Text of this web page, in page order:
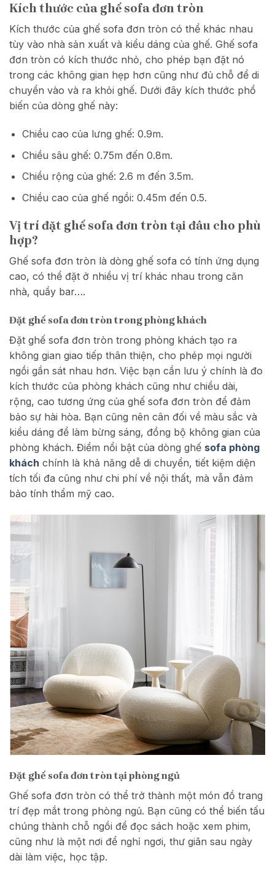
Kích thước của ghế sofa đơn tròn
Kích thước của ghế sofa đơn tròn có thể khác nhau
tùy vào nhà sản xuất và kiểu dáng của ghế. Ghế sofa
đơn tròn có kích thước nhỏ, cho phép bạn đặt nó
trong các không gian hẹp hơn cũng như đủ chỗ để di
chuyển vào và ra khỏi ghế. Dưới đây kích thước phổ
biến của dòng ghế này:
Chiều cao của lưng ghế: 0.9m.
Chiều sâu ghế: 0.75m đến 0.8m.
Chiều rộng của ghế: 2.6 m đến 3.5m.
Chiều cao của ghế ngồi: 0.45m đến 0.5.
Vị trí đặt ghế sofa đơn tròn tại đâu cho phù
hợp?
Ghế sofa đơn tròn là dòng ghế sofa có tính ứng dụng
cao, có thể đặt ở nhiều vị trí khác nhau trong căn
nhà, quầy bar….
Đặt ghế sofa đơn tròn trong phòng khách
Đặt ghế sofa đơn tròn trong phòng khách tạo ra
không gian giao tiếp thân thiện, cho phép mọi người
ngồi gần sát nhau hơn. Việc bạn cần lưu ý chính là đo
kích thước của phòng khách cũng như chiều dài,
rộng, cao tương ứng của ghế sofa đơn tròn để đảm
bảo sự hài hòa. Bạn cũng nên cân đối về màu sắc và
kiểu dáng để làm bừng sáng, đồng bộ không gian của
phòng khách. Điểm nổi bật của dòng ghế sofa phòng
khách chính là khả năng dễ di chuyển, tiết kiệm diện
tích tối đa cũng như chi phí về nội thất, mà vẫn đảm
bảo tính thẩm mỹ cao.
Đặt ghế sofa đơn tròn tại phòng ngủ
Ghế sofa đơn tròn có thể trở thành một món đồ trang
trí đẹp mắt trong phòng ngủ. Bạn cũng có thể biến tấu
chúng thành chỗ ngồi để đọc sách hoặc xem phim,
cũng như là một nơi để nghỉ ngơi, thư giãn sau ngày
dài làm việc, học tập.